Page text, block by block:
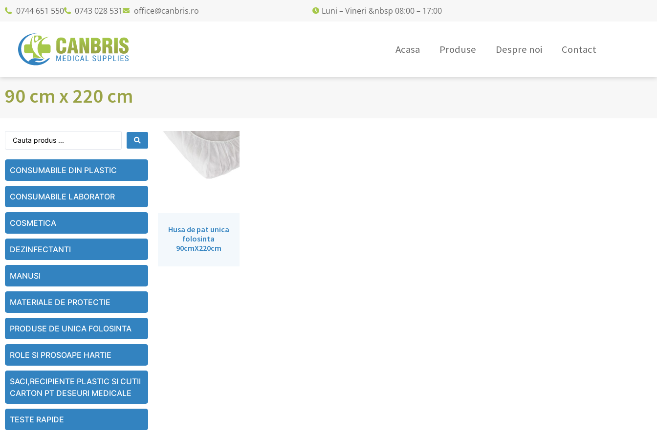
0744 651 550 0743 028 531 office@canbris.ro Luni – Vineri &nbsp 08:00 – 17:00
Acasa Produse Despre noi Contact
90 cm x 220 cm
CONSUMABILE DIN PLASTIC
CONSUMABILE LABORATOR
COSMETICA
DEZINFECTANTI
MANUSI
MATERIALE DE PROTECTIE
PRODUSE DE UNICA FOLOSINTA
ROLE SI PROSOAPE HARTIE
SACI,RECIPIENTE PLASTIC SI CUTII
CARTON PT DESEURI MEDICALE
TESTE RAPIDE
Husa de pat unica
folosinta
90cmX220cm